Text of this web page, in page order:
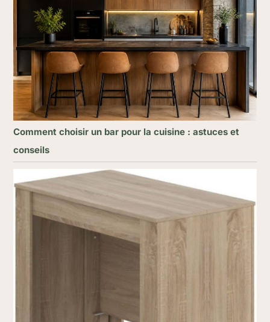
Comment choisir un bar pour la cuisine : astuces et
conseils